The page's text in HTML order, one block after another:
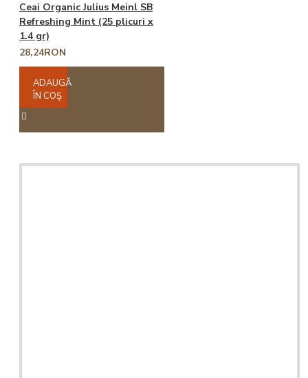
Ceai Organic Julius Meinl SB
Refreshing Mint (25 plicuri x
1.4 gr)
28,24RON
ADAUGĂ
ÎN COŞ